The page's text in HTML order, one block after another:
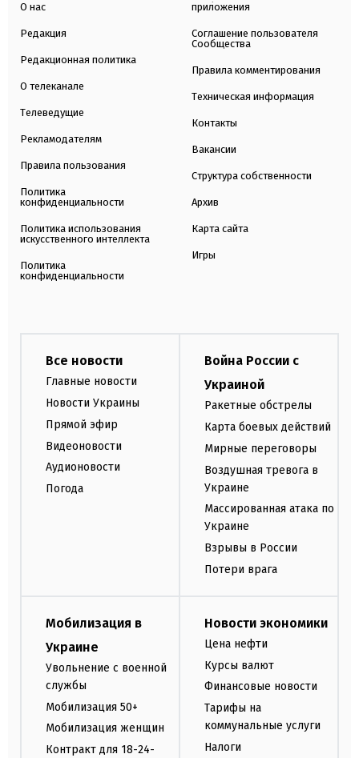
О нас
Редакция
Редакционная политика
О телеканале
Телеведущие
Рекламодателям
Правила пользования
Политика
конфиденциальности
Политика использования
искусственного интеллекта
Политика
конфиденциальности
приложения
Соглашение пользователя
Сообщества
Правила комментирования
Техническая информация
Контакты
Вакансии
Структура собственности
Архив
Карта сайта
Игры
Все новости
Главные новости
Новости Украины
Прямой эфир
Видеоновости
Аудионовости
Погода
Война России с
Украиной
Ракетные обстрелы
Карта боевых действий
Мирные переговоры
Воздушная тревога в
Украине
Массированная атака по
Украине
Взрывы в России
Потери врага
Мобилизация в
Украине
Увольнение с военной
службы
Мобилизация 50+
Мобилизация женщин
Контракт для 18-24-
Новости экономики
Цена нефти
Курсы валют
Финансовые новости
Тарифы на
коммунальные услуги
Налоги